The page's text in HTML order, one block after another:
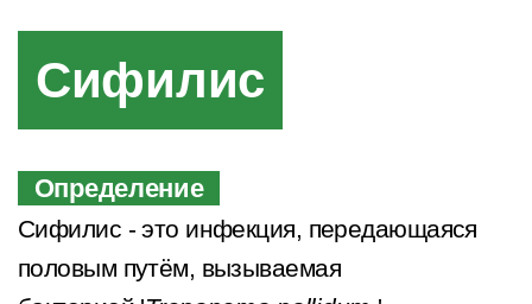
Сифилис
Определение
Сифилис - это инфекция, передающаяся
половым путём, вызываемая